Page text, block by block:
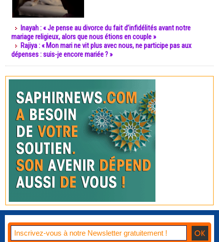
Inayah : « Je pense au divorce du fait d’infidélités avant notre
mariage religieux, alors que nous étions en couple »
Rajiya : « Mon mari ne vit plus avec nous, ne participe pas aux
dépenses : suis-je encore mariée ? »